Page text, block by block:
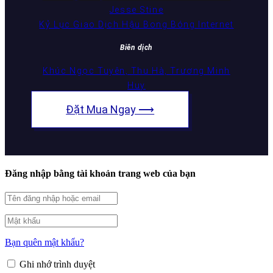
Jesse Stine
Kỷ Lục Giao Dịch Hậu Bong Bóng Internet
Biên dịch
Khúc Ngọc Tuyên, Thu Hà, Trương Minh
Huy
Đặt Mua Ngay ⟶
Đăng nhập bằng tài khoản trang web của bạn
Bạn quên mật khẩu?
Ghi nhớ trình duyệt